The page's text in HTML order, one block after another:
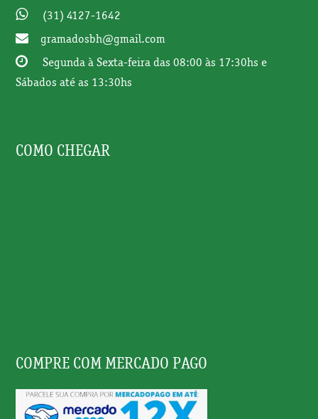
a
m
n
(31) 4127-1642
gramadosbh@gmail.com
Segunda à Sexta-feira das 08:00 às 17:30hs e
Sábados até as 13:30hs
COMO CHEGAR
COMPRE COM MERCADO PAGO